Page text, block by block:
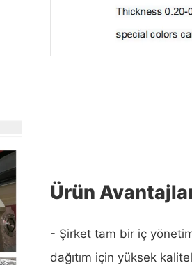
Ürün
- Şirket tam bir iç
dağıtım için yüksek